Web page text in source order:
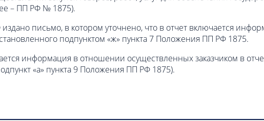
– ПП РФ № 1875).
письмо, в котором уточнено, что в отчет включается
подпунктом «ж» пункта 7 Положения ПП РФ 1875.
информация в отношении осуществленных заказчиком в
«а» пункта 9 Положения ПП РФ 1875).